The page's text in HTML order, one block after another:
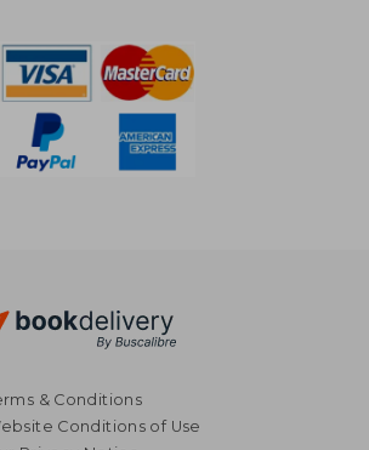
& Conditions
Conditions of Use